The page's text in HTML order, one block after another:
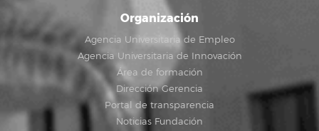
Organización
Agencia Universitaria de Empleo
Agencia Universitaria de Innovación
Área de formación
Dirección Gerencia
Portal de transparencia
Noticias Fundación